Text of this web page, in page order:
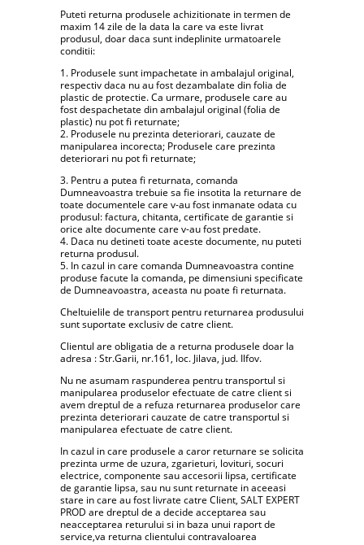
Puteti returna produsele achizitionate in termen de
maxim 14 zile de la data la care va este livrat
produsul, doar daca sunt indeplinite urmatoarele
conditii:
1. Produsele sunt impachetate in ambalajul original,
respectiv daca nu au fost dezambalate din folia de
plastic de protectie. Ca urmare, produsele care au
fost despachetate din ambalajul original (folia de
plastic) nu pot fi returnate;
2. Produsele nu prezinta deteriorari, cauzate de
manipularea incorecta; Produsele care prezinta
deteriorari nu pot fi returnate;
3. Pentru a putea fi returnata, comanda
Dumneavoastra trebuie sa fie insotita la returnare de
toate documentele care v-au fost inmanate odata cu
produsul: factura, chitanta, certificate de garantie si
orice alte documente care v-au fost predate.
4. Daca nu detineti toate aceste documente, nu puteti
returna produsul.
5. In cazul in care comanda Dumneavoastra contine
produse facute la comanda, pe dimensiuni specificate
de Dumneavoastra, aceasta nu poate fi returnata.
Cheltuielile de transport pentru returnarea produsului
sunt suportate exclusiv de catre client.
Clientul are obligatia de a returna produsele doar la
adresa : Str.Garii, nr.161, loc. Jilava, jud. Ilfov.
Nu ne asumam raspunderea pentru transportul si
manipularea produselor efectuate de catre client si
avem dreptul de a refuza returnarea produselor care
prezinta deteriorari cauzate de catre transportul si
manipularea efectuate de catre client.
In cazul in care produsele a caror returnare se solicita
prezinta urme de uzura, zgarieturi, lovituri, socuri
electrice, componente sau accesorii lipsa, certificate
de garantie lipsa, sau nu sunt returnate in aceeasi
stare in care au fost livrate catre Client, SALT EXPERT
PROD are dreptul de a decide acceptarea sau
neacceptarea returului si in baza unui raport de
service,va returna clientului contravaloarea